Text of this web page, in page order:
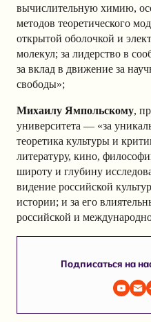
вычислительную химию,
методов теоретического
открытой оболочкой и
молекул; за лидерство в
за вклад в движение за
свободы»;
Михаилу Ямпольскому,
университета — «за
теоретика культуры и
литературу, кино,
широту и глубину
видение российской
истории; и за его
российской и
Подписаться на